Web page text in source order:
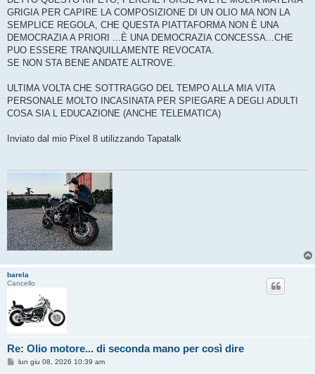
GRIGIA PER CAPIRE LA COMPOSIZIONE DI UN OLIO MA NON LA
SEMPLICE REGOLA, CHE QUESTA PIATTAFORMA NON È UNA
DEMOCRAZIA A PRIORI ...È UNA DEMOCRAZIA CONCESSA...CHE
PUO ESSERE TRANQUILLAMENTE REVOCATA.
SE NON STA BENE ANDATE ALTROVE.
ULTIMA VOLTA CHE SOTTRAGGO DEL TEMPO ALLA MIA VITA
PERSONALE MOLTO INCASINATA PER SPIEGARE A DEGLI ADULTI
COSA SIA L EDUCAZIONE (ANCHE TELEMATICA)
Inviato dal mio Pixel 8 utilizzando Tapatalk
barela
Cancello
Re: Olio motore... di seconda mano per così dire
Mlun giu 08, 2026 10:39 am